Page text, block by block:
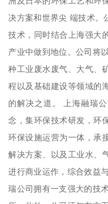
决方案和世界尖 端技术。
技术，同时结合上海强大
产业中做到地位。公司将
种工业废水废气、大气、
程以及基础建设等领域的
的解决之道。 上海融瑞
念，集环保技术研发，环
环保设施运营为一体，承
解决方案、以及工业水、
进行商业运作，综合效益
瑞公司拥有一支强大的技